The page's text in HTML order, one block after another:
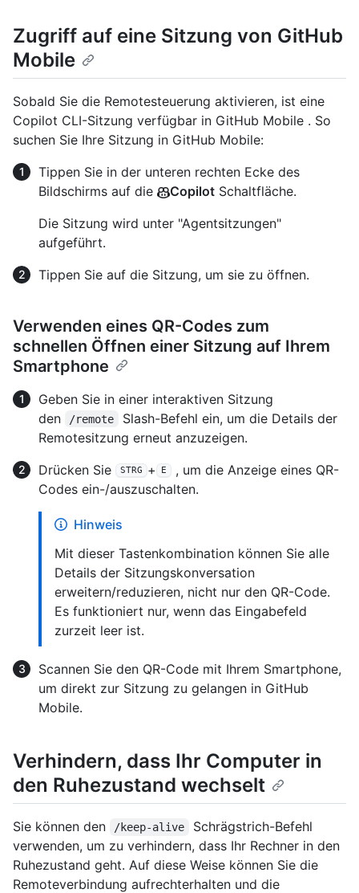
Zugriff auf eine Sitzung von GitHub
Mobile
Sobald Sie die Remotesteuerung aktivieren, ist eine
Copilot CLI-Sitzung verfügbar in GitHub Mobile . So
suchen Sie Ihre Sitzung in GitHub Mobile:
Tippen Sie in der unteren rechten Ecke des
Bildschirms auf die
Copilot Schaltfläche.
Die Sitzung wird unter "Agentsitzungen"
aufgeführt.
Tippen Sie auf die Sitzung, um sie zu öffnen.
Verwenden eines QR-Codes zum
schnellen Öffnen einer Sitzung auf Ihrem
Smartphone
Geben Sie in einer interaktiven Sitzung
den
/remote
Slash-Befehl ein, um die Details der
Remotesitzung erneut anzuzeigen.
Drücken Sie
STRG + E
, um die Anzeige eines QR-
Codes ein-/auszuschalten.
Hinweis
Mit dieser Tastenkombination können Sie alle
Details der Sitzungskonversation
erweitern/reduzieren, nicht nur den QR-Code.
Es funktioniert nur, wenn das Eingabefeld
zurzeit leer ist.
Scannen Sie den QR-Code mit Ihrem Smartphone,
um direkt zur Sitzung zu gelangen in GitHub
Mobile.
Verhindern, dass Ihr Computer in
den Ruhezustand wechselt
Sie können den /keep-alive
Schrägstrich-Befehl
verwenden, um zu verhindern, dass Ihr Rechner in den
Ruhezustand geht. Auf diese Weise können Sie die
Remoteverbindung aufrechterhalten und die